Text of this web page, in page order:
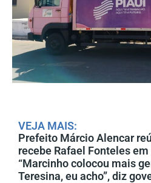
VEJA MAIS:
Prefeito Márcio Alencar
recebe Rafael Fonteles
“Marcinho colocou mais
Teresina, eu acho”, diz